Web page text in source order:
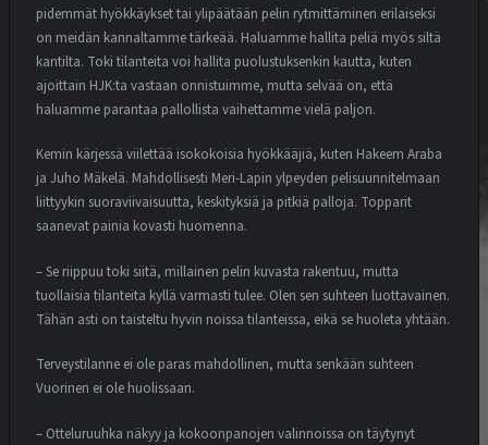
pidemmät hyökkäykset tai ylipäätään pelin rytmittäminen erilaiseksi
on meidän kannaltamme tärkeää. Haluamme hallita peliä myös siltä
kantilta. Toki tilanteita voi hallita puolustuksenkin kautta, kuten
ajoittain HJK:ta vastaan onnistuimme, mutta selvää on, että
haluamme parantaa pallollista vaihettamme vielä paljon.
Kemin kärjessä viilettää isokokoisia hyökkääjiä, kuten Hakeem Araba
ja Juho Mäkelä. Mahdollisesti Meri-Lapin ylpeyden pelisuunnitelmaan
liittyykin suoraviivaisuutta, keskityksiä ja pitkiä palloja. Topparit
saanevat painia kovasti huomenna.
– Se riippuu toki siitä, millainen pelin kuvasta rakentuu, mutta
tuollaisia tilanteita kyllä varmasti tulee. Olen sen suhteen luottavainen.
Tähän asti on taisteltu hyvin noissa tilanteissa, eikä se huoleta yhtään.
Terveystilanne ei ole paras mahdollinen, mutta senkään suhteen
Vuorinen ei ole huolissaan.
– Otteluruuhka näkyy ja kokoonpanojen valinnoissa on täytynyt